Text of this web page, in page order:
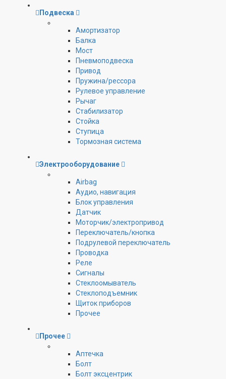
Подвеска
Амортизатор
Балка
Мост
Пневмоподвеска
Привод
Пружина/рессора
Рулевое управление
Рычаг
Стабилизатор
Стойка
Ступица
Тормозная система
Электрооборудование
Airbag
Аудио, навигация
Блок управления
Датчик
Моторчик/электропривод
Переключатель/кнопка
Подрулевой переключатель
Проводка
Реле
Сигналы
Стеклоомыватель
Стеклоподъемник
Щиток приборов
Прочее
Прочее
Аптечка
Болт
Болт эксцентрик